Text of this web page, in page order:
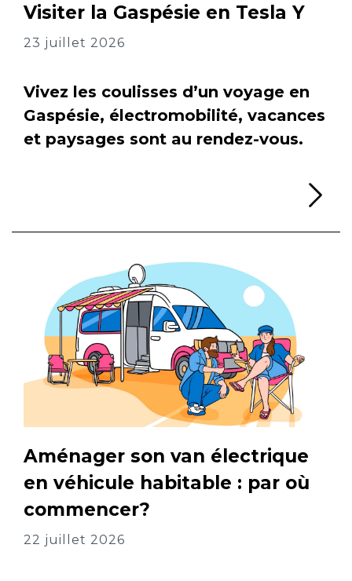
Visiter la Gaspésie en Tesla Y
23 juillet 2026
Vivez les coulisses d’un voyage en
Gaspésie, électromobilité, vacances
et paysages sont au rendez-vous.
Aménager son van électrique
en véhicule habitable : par où
commencer?
22 juillet 2026